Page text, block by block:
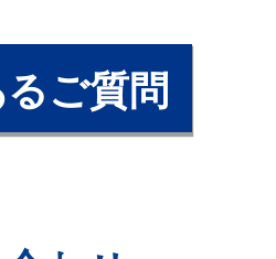
ご質問